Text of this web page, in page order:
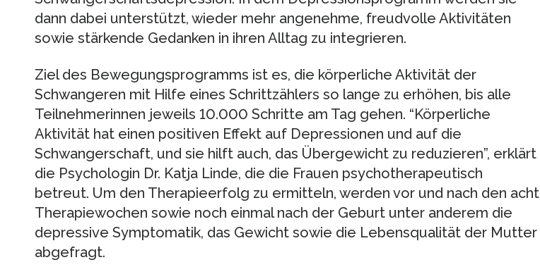
dann dabei unterstützt, wieder mehr angenehme, freudvolle Aktivitäten
sowie stärkende Gedanken in ihren Alltag zu integrieren.
Ziel des Bewegungsprogramms ist es, die körperliche Aktivität der
Schwangeren mit Hilfe eines Schrittzählers so lange zu erhöhen, bis alle
Teilnehmerinnen jeweils 10.000 Schritte am Tag gehen. “Körperliche
Aktivität hat einen positiven Effekt auf Depressionen und auf die
Schwangerschaft, und sie hilft auch, das Übergewicht zu reduzieren”, erklärt
die Psychologin Dr. Katja Linde, die die Frauen psychotherapeutisch
betreut. Um den Therapieerfolg zu ermitteln, werden vor und nach den acht
Therapiewochen sowie noch einmal nach der Geburt unter anderem die
depressive Symptomatik, das Gewicht sowie die Lebensqualität der Mutter
abgefragt.